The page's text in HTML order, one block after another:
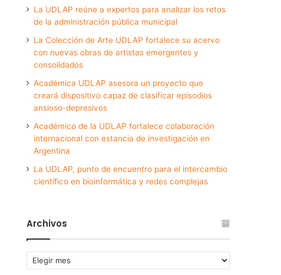
La UDLAP reúne a expertos para analizar los retos
de la administración pública municipal
La Colección de Arte UDLAP fortalece su acervo
con nuevas obras de artistas emergentes y
consolidados
Académica UDLAP asesora un proyecto que
creará dispositivo capaz de clasificar episodios
ansioso-depresivos
Académico de la UDLAP fortalece colaboración
internacional con estancia de investigación en
Argentina
La UDLAP, punto de encuentro para el intercambio
científico en bioinformática y redes complejas
Archivos
Archivos